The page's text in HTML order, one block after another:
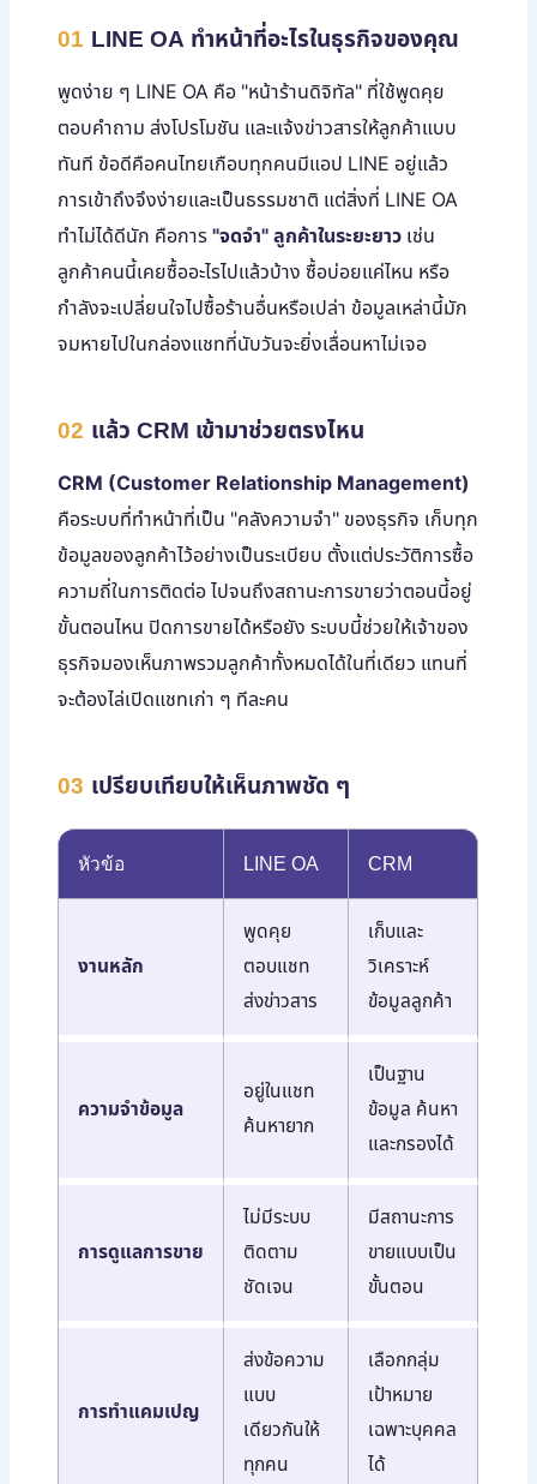
01 LINE OA ทำหน้าที่อะไรในธุรกิจของคุณ
พูดง่าย ๆ LINE OA คือ "หน้าร้านดิจิทัล" ที่ใช้พูดคุย
ตอบคำถาม ส่งโปรโมชัน และแจ้งข่าวสารให้ลูกค้าแบบ
ทันที ข้อดีคือคนไทยเกือบทุกคนมีแอป LINE อยู่แล้ว
การเข้าถึงจึงง่ายและเป็นธรรมชาติ แต่สิ่งที่ LINE OA
ทำไม่ได้ดีนัก คือการ"จดจำ" ลูกค้าในระยะยาว เช่น
ลูกค้าคนนี้เคยซื้ออะไรไปแล้วบ้าง ซื้อบ่อยแค่ไหน หรือ
กำลังจะเปลี่ยนใจไปซื้อร้านอื่นหรือเปล่า ข้อมูลเหล่านี้มัก
จมหายไปในกล่องแชทที่นับวันจะยิ่งเลื่อนหาไม่เจอ
02 แล้ว CRM เข้ามาช่วยตรงไหน
CRM (Customer Relationship Management)
คือระบบที่ทำหน้าที่เป็น "คลังความจำ" ของธุรกิจ เก็บทุก
ข้อมูลของลูกค้าไว้อย่างเป็นระเบียบ ตั้งแต่ประวัติการซื้อ
ความถี่ในการติดต่อ ไปจนถึงสถานะการขายว่าตอนนี้อยู่
ขั้นตอนไหน ปิดการขายได้หรือยัง ระบบนี้ช่วยให้เจ้าของ
ธุรกิจมองเห็นภาพรวมลูกค้าทั้งหมดได้ในที่เดียว แทนที่
จะต้องไล่เปิดแชทเก่า ๆ ทีละคน
03 เปรียบเทียบให้เห็นภาพชัด ๆ
หัวข้อ LINE OA CRM
งานหลัก
พูดคุย
ตอบแชท
ส่งข่าวสาร
เก็บและ
วิเคราะห์
ข้อมูลลูกค้า
ความจำข้อมูล
อยู่ในแชท
ค้นหายาก
เป็นฐาน
ข้อมูล ค้นหา
และกรองได้
การดูแลการขาย
ไม่มีระบบ
ติดตาม
ชัดเจน
มีสถานะการ
ขายแบบเป็น
ขั้นตอน
การทำแคมเปญ
ส่งข้อความ
แบบ
เดียวกันให้
ทุกคน
เลือกกลุ่ม
เป้าหมาย
เฉพาะบุคคล
ได้